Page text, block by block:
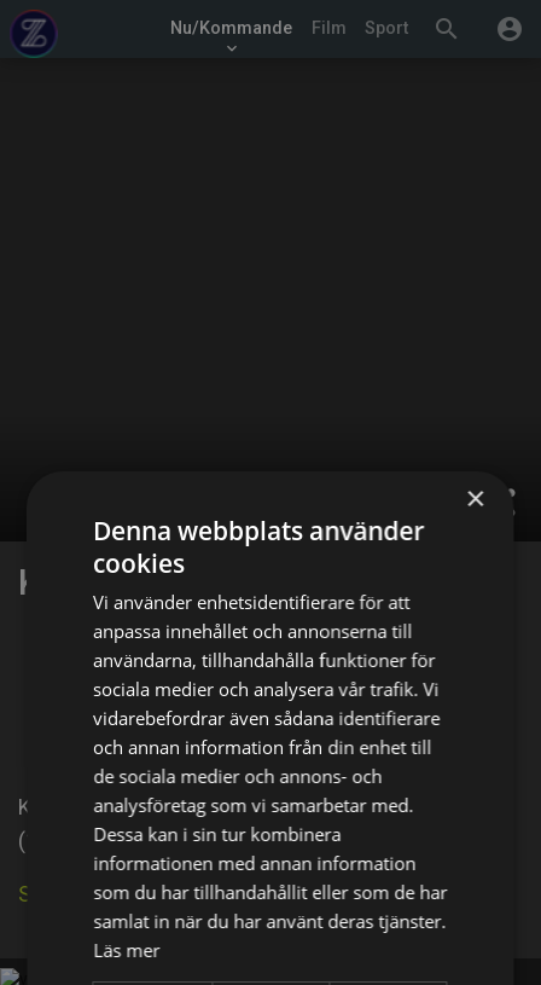
search account_circle
Nu/Kommande
keyboard_arrow_down
Film Sport
share
Katja Anton
Katja Anton is an actress, known for Cemetery Man
(1994).
Se källa på IMDb
×
Denna webbplats använder
cookies
Vi använder enhetsidentifierare för att
anpassa innehållet och annonserna till
användarna, tillhandahålla funktioner för
sociala medier och analysera vår trafik. Vi
vidarebefordrar även sådana identifierare
och annan information från din enhet till
de sociala medier och annons- och
analysföretag som vi samarbetar med.
Dessa kan i sin tur kombinera
informationen med annan information
som du har tillhandahållit eller som de har
samlat in när du har använt deras tjänster.
Läs mer